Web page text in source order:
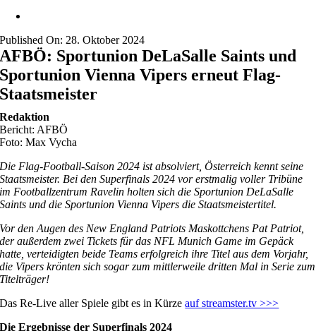
Published On: 28. Oktober 2024
AFBÖ: Sportunion DeLaSalle Saints und
Sportunion Vienna Vipers erneut Flag-
Staatsmeister
Redaktion
Bericht: AFBÖ
Foto: Max Vycha
Die Flag-Football-Saison 2024 ist absolviert, Österreich kennt seine
Staatsmeister. Bei den Superfinals 2024 vor erstmalig voller Tribüne
im Footballzentrum Ravelin holten sich die Sportunion DeLaSalle
Saints und die Sportunion Vienna Vipers die Staatsmeistertitel.
Vor den Augen des New England Patriots Maskottchens Pat Patriot,
der außerdem zwei Tickets für das NFL Munich Game im Gepäck
hatte, verteidigten beide Teams erfolgreich ihre Titel aus dem Vorjahr,
die Vipers krönten sich sogar zum mittlerweile dritten Mal in Serie zum
Titelträger!
Das Re-Live aller Spiele gibt es in Kürzeauf streamster.tv >>>
Die Ergebnisse der Superfinals 2024